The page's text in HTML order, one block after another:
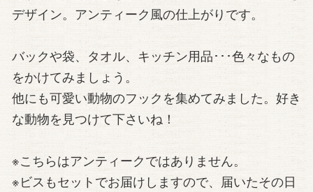
デザイン。アンティーク風の仕上がりです。
バックや袋、タオル、キッチン用品･･･色々なもの
をかけてみましょう。
他にも可愛い動物のフックを集めてみました。好き
な動物を見つけて下さいね！
※こちらはアンティークではありません。
※ビスもセットでお届けしますので、届いたその日